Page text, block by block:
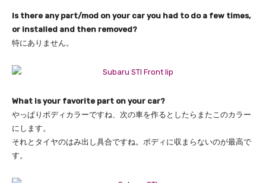
Is there any part/mod on your car you had to do a few times,
or installed and then removed?
特にありません。
What is your favorite part on your car?
やっぱりボディカラーですね、 次の車を作るとしたらまたこのカラー
にします。
それとタイヤのはみ出し具合ですね。 ボディに収まらないのが最高で
す。